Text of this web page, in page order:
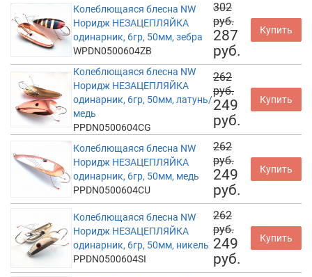
Колеблющаяся блесна NW
Норидж НЕЗАЦЕПЛЯЙКА
одинарник, 6гр, 50мм, зебра
WPDN0500604ZB
302
руб.
287
руб.
Купить
Колеблющаяся блесна NW
Норидж НЕЗАЦЕПЛЯЙКА
одинарник, 6гр, 50мм, латунь/
медь
PPDN0500604CG
262
руб.
249
руб.
Купить
Колеблющаяся блесна NW
Норидж НЕЗАЦЕПЛЯЙКА
одинарник, 6гр, 50мм, медь
PPDN0500604CU
262
руб.
249
руб.
Купить
Колеблющаяся блесна NW
Норидж НЕЗАЦЕПЛЯЙКА
одинарник, 6гр, 50мм, никель
PPDN0500604SI
262
руб.
249
руб.
Купить